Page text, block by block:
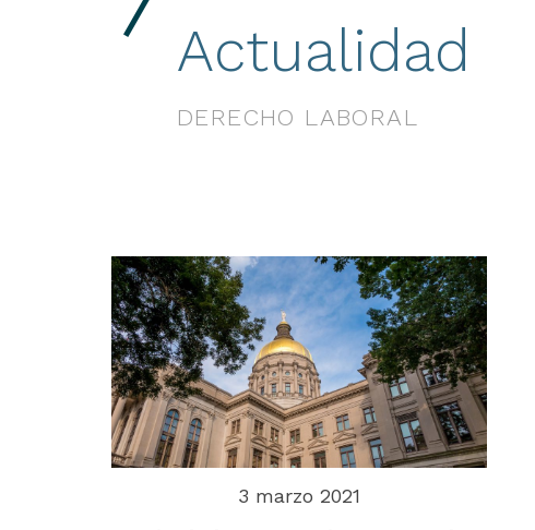
Actualidad
DERECHO LABORAL
3 marzo 2021